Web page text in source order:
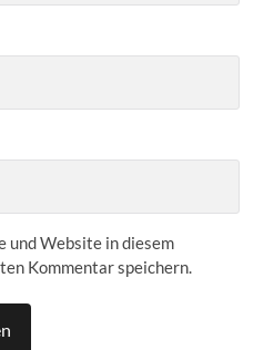
und Website in diesem
Kommentar speichern.